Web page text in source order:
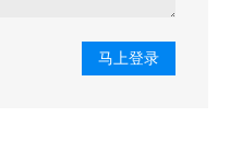
马上登录